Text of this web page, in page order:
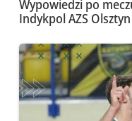
Wypowiedzi po
Indykpol AZS Olsztyn